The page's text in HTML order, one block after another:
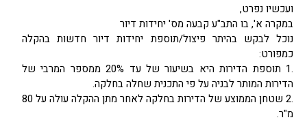
ועכשיו נפרט,
במקרה א', בו התב"ע קבעה מס' יחידות דיור
נוכל לבקש בהיתר פיצול/תוספת יחידות דיור חדשות בהקלה
כמפורט:
.1 תוספת הדירות היא בשיעור של עד 20% ממספר המרבי של
הדירות המותר לבניה על פי התכנית שחלה בחלקה.
.2 שטחן הממוצע של הדירות בחלקה לאחר מתן ההקלה עולה על 80
מ"ר.